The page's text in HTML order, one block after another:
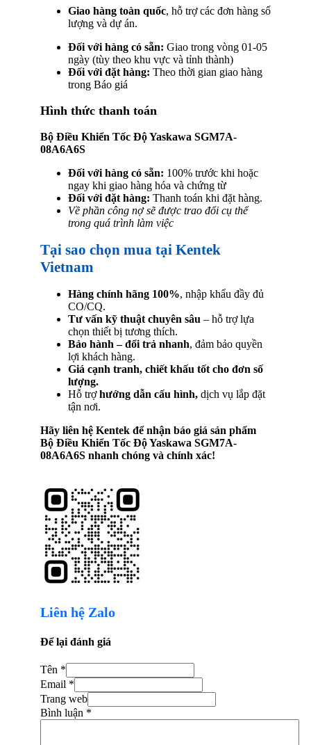
Giao hàng toàn quốc, hỗ trợ các đơn hàng số
lượng và dự án.
Đối với hàng có sẵn: Giao trong vòng 01-05
ngày (tùy theo khu vực và tỉnh thành)
Đối với đặt hàng: Theo thời gian giao hàng
trong Báo giá
Hình thức thanh toán
Bộ Điều Khiển Tốc Độ Yaskawa SGM7A-
08A6A6S
Đối với hàng có sẵn: 100% trước khi hoặc
ngay khi giao hàng hóa và chứng từ
Đối với đặt hàng: Thanh toán khi đặt hàng.
Về phần công nợ sẽ được trao đổi cụ thể
trong quá trình làm việc
Tại sao chọn mua tại Kentek
Vietnam
Hàng chính hãng 100%, nhập khẩu đầy đủ
CO/CQ.
Tư vấn kỹ thuật chuyên sâu – hỗ trợ lựa
chọn thiết bị tương thích.
Bảo hành – đổi trả nhanh, đảm bảo quyền
lợi khách hàng.
Giá cạnh tranh, chiết khấu tốt cho đơn số
lượng.
Hỗ trợhướng dẫn cấu hình, dịch vụ lắp đặt
tận nơi.
Hãy liên hệ Kentek để nhận báo giá sản phẩm
Bộ Điều Khiển Tốc Độ Yaskawa SGM7A-
08A6A6S nhanh chóng và chính xác!
Liên hệ Zalo
Để lại đánh giá
Tên *
Email *
Trang web
Bình luận *